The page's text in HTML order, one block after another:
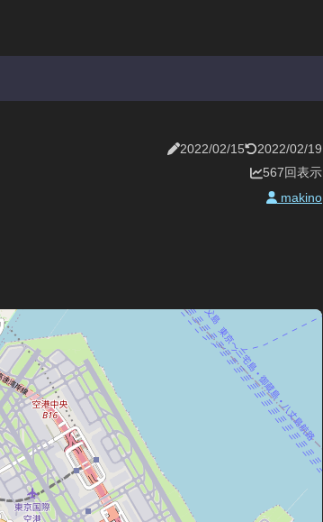
2022/02/15
2022/02/19
567回表示
makino